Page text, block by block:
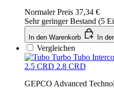
Normaler Preis 37,34 €
Sehr geringer Bestand (5
In den Warenkorb In
Vergleichen
GEPCO Advanced